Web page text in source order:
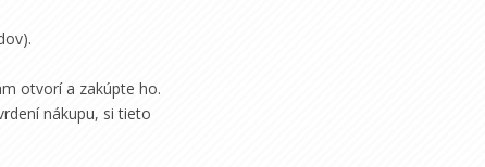
otvorí a zakúpte ho.
nákupu, si tieto